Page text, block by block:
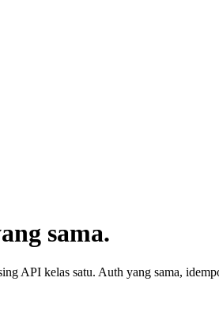
sama.
kelas satu. Auth yang sama,